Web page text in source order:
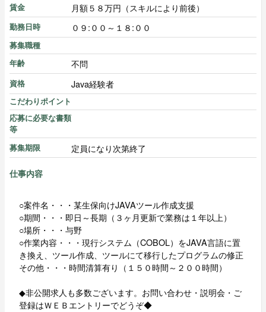
賃金 月額５８万円（スキルにより前後）
勤務日時 ０９:００～１８:００
募集職種
年齢
不問
資格 Java経験者
こだわりポイント
応募に必要な書類
等
募集期限
定員になり次第終了
仕事内容
○案件名・・・某生保向けJAVAツール作成支援
○期間・・・即日～長期（３ヶ月更新で業務は１年以上）
○場所・・・与野
○作業内容・・・現行システム（COBOL）をJAVA言語に置
き換え、ツール作成、ツールにて移行したプログラムの修正
その他・・・時間清算有り（１５０時間～２００時間）
◆非公開求人も多数ございます。お問い合わせ・説明会・ご
登録はＷＥＢエントリーでどうぞ◆